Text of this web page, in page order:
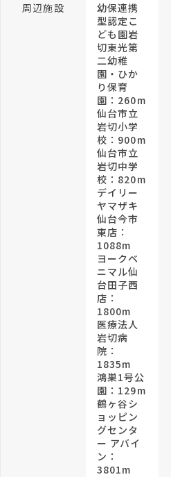
周辺施設
幼保連携
型認定こ
ども園岩
切東光第
二幼稚
園・ひか
り保育
園：260m
仙台市立
岩切小学
校：900m
仙台市立
岩切中学
校：820m
デイリー
ヤマザキ
仙台今市
東店：
1088m
ヨークベ
ニマル仙
台田子西
店：
1800m
医療法人
岩切病
院：
1835m
鴻巣1号公
園：129m
鶴ヶ谷シ
ョッピン
グセンタ
ー アバイ
ン：
3801m